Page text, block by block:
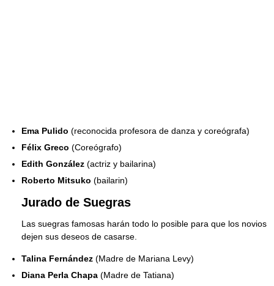
Ema Pulido (reconocida profesora de danza y coreógrafa)
Félix Greco (Coreógrafo)
Edith González (actriz y bailarina)
Roberto Mitsuko (bailarin)
Jurado de Suegras
Las suegras famosas harán todo lo posible para que los novios
dejen sus deseos de casarse.
Talina Fernández (Madre de Mariana Levy)
Diana Perla Chapa (Madre de Tatiana)